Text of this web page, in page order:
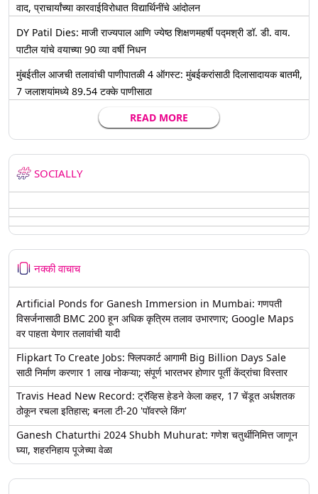
वाद, प्राचार्यांच्या कारवाईविरोधात विद्यार्थिनींचे आंदोलन
DY Patil Dies: माजी राज्यपाल आणि ज्येष्ठ शिक्षणमहर्षी पद्मश्री डॉ. डी. वाय.
पाटील यांचे वयाच्या 90 व्या वर्षी निधन
मुंबईतील आजची तलावांची पाणीपातळी 4 ऑगस्ट: मुंबईकरांसाठी दिलासादायक बातमी,
7 जलाशयांमध्ये 89.54 टक्के पाणीसाठा
READ MORE
SOCIALLY
नक्की वाचाच
Artificial Ponds for Ganesh Immersion in Mumbai: गणपती
विसर्जनासाठी BMC 200 हून अधिक कृत्रिम तलाव उभारणार; Google Maps
वर पाहता येणार तलावांची यादी
Flipkart To Create Jobs: फ्लिपकार्ट आगामी Big Billion Days Sale
साठी निर्माण करणार 1 लाख नोकऱ्या; संपूर्ण भारतभर होणार पूर्ती केंद्रांचा विस्तार
Travis Head New Record: ट्रॅव्हिस हेडने केला कहर, 17 चेंडूत अर्धशतक
ठोकून रचला इतिहास; बनला टी-20 'पॉवरप्ले किंग'
Ganesh Chaturthi 2024 Shubh Muhurat: गणेश चतुर्थीनिमित्त जाणून
घ्या, शहरनिहाय पूजेच्या वेळा